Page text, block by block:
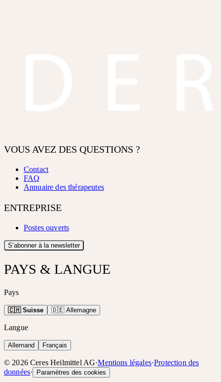
VOUS AVEZ DES QUESTIONS ?
Contact
FAQ
Annuaire des thérapeutes
ENTREPRISE
Postes ouverts
S’abonner à la newsletter
PAYS & LANGUE
Pays
🇨🇭 Suisse 🇩🇪 Allemagne
Langue
Allemand Français
©2026 Ceres Heilmittel AG·Mentions légales·Protection des
données· Paramètres des cookies